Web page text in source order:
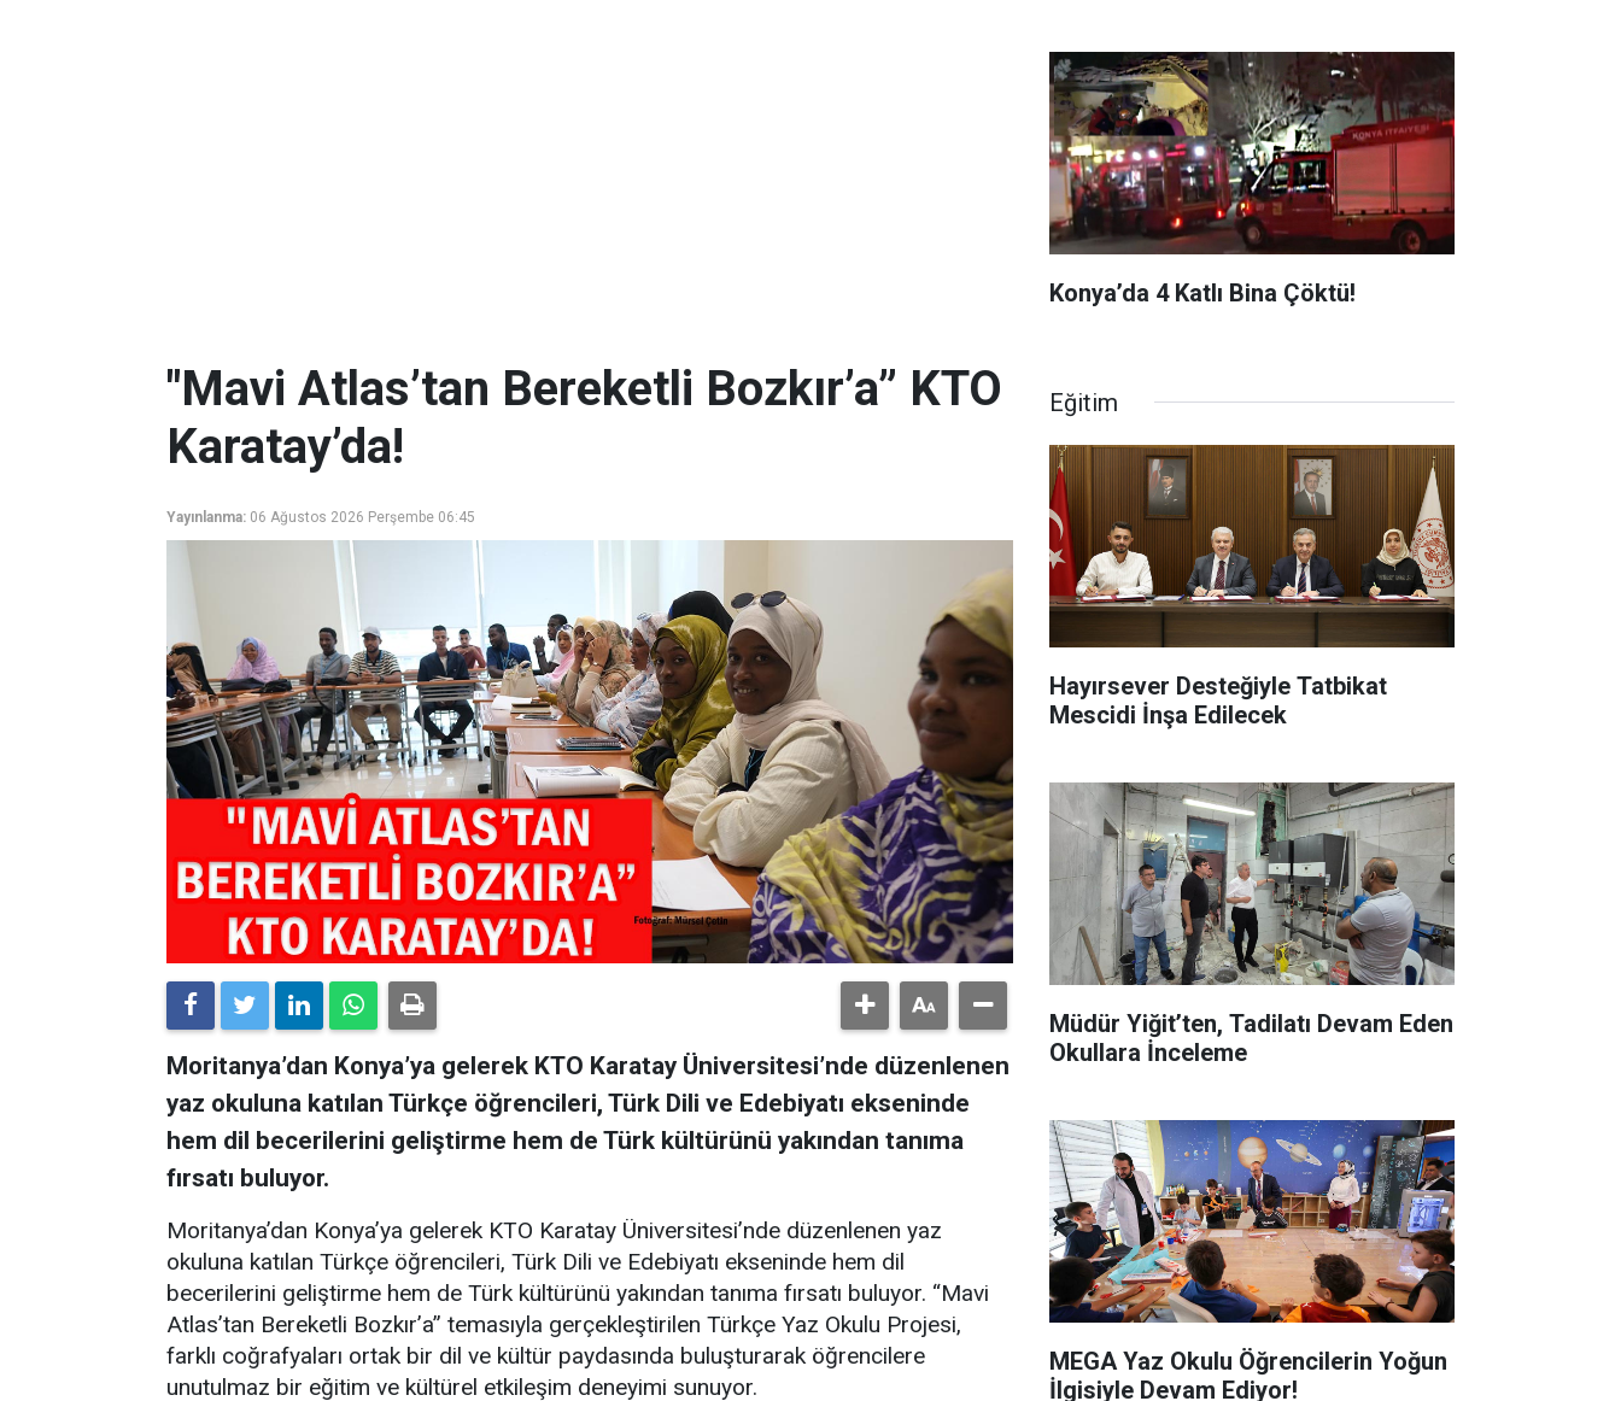
Konya’da 4 Katlı Bina Çöktü!
"Mavi Atlas’tan Bereketli Bozkır’a” KTO
Karatay’da!
Yayınlanma: 06 Ağustos 2026 Perşembe 06:45
Moritanya’dan Konya’ya gelerek KTO Karatay Üniversitesi’nde düzenlenen
yaz okuluna katılan Türkçe öğrencileri, Türk Dili ve Edebiyatı ekseninde
hem dil becerilerini geliştirme hem de Türk kültürünü yakından tanıma
fırsatı buluyor.
Moritanya’dan Konya’ya gelerek KTO Karatay Üniversitesi’nde düzenlenen yaz
okuluna katılan Türkçe öğrencileri, Türk Dili ve Edebiyatı ekseninde hem dil
becerilerini geliştirme hem de Türk kültürünü yakından tanıma fırsatı buluyor. “Mavi
Atlas’tan Bereketli Bozkır’a” temasıyla gerçekleştirilen Türkçe Yaz Okulu Projesi,
farklı coğrafyaları ortak bir dil ve kültür paydasında buluşturarak öğrencilere
unutulmaz bir eğitim ve kültürel etkileşim deneyimi sunuyor.
Eğitim
Hayırsever Desteğiyle Tatbikat
Mescidi İnşa Edilecek
Müdür Yiğit’ten, Tadilatı Devam Eden
Okullara İnceleme
MEGA Yaz Okulu Öğrencilerin Yoğun
İlgisiyle Devam Ediyor!